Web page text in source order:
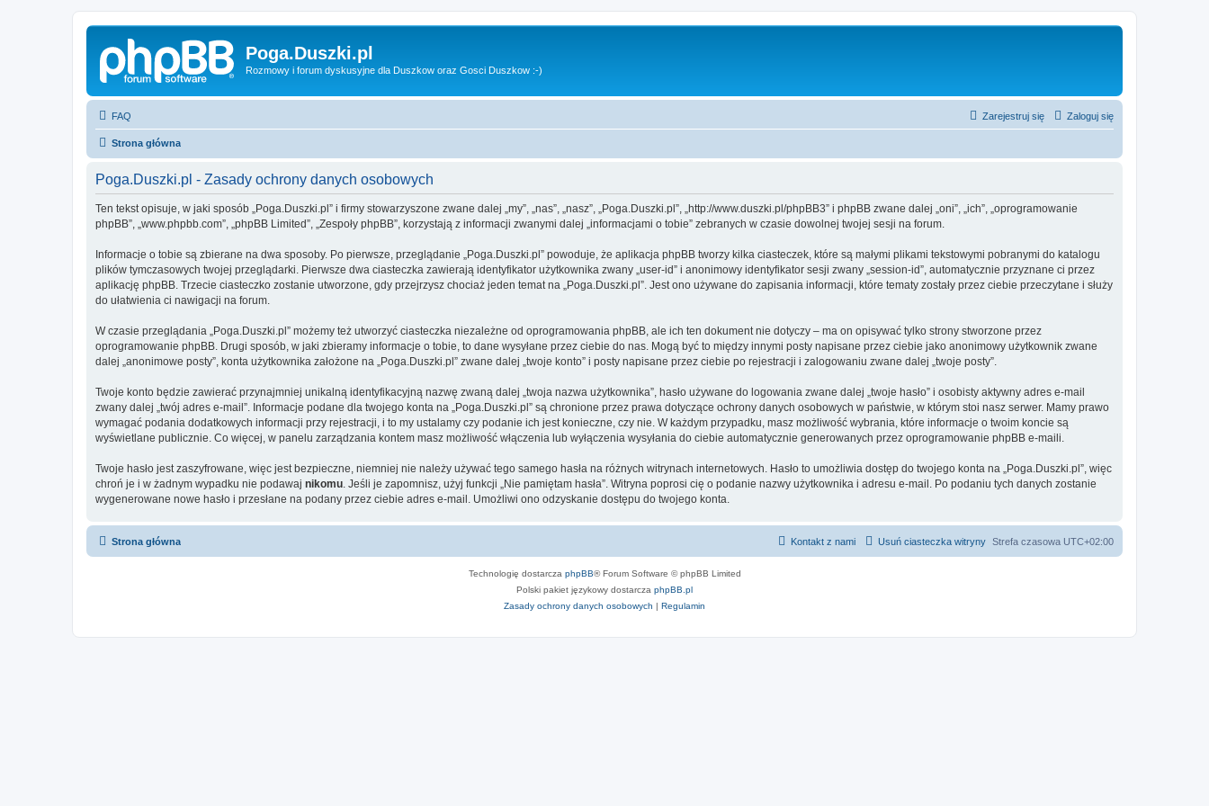
Poga.Duszki.pl
Rozmowy i forum dyskusyjne dla Duszkow oraz Gosci Duszkow :-)
FAQ Zaloguj się
Zarejestruj się
Strona główna
Poga.Duszki.pl - Zasady ochrony danych osobowych
Ten tekst opisuje, w jaki sposób „Poga.Duszki.pl” i firmy stowarzyszone zwane dalej „my”, „nas”, „nasz”, „Poga.Duszki.pl”, „http://www.duszki.pl/phpBB3” i phpBB zwane dalej „oni”, „ich”, „oprogramowanie
phpBB”, „www.phpbb.com”, „phpBB Limited”, „Zespoły phpBB”, korzystają z informacji zwanymi dalej „informacjami o tobie” zebranych w czasie dowolnej twojej sesji na forum.
Informacje o tobie są zbierane na dwa sposoby. Po pierwsze, przeglądanie „Poga.Duszki.pl” powoduje, że aplikacja phpBB tworzy kilka ciasteczek, które są małymi plikami tekstowymi pobranymi do katalogu
plików tymczasowych twojej przeglądarki. Pierwsze dwa ciasteczka zawierają identyfikator użytkownika zwany „user-id” i anonimowy identyfikator sesji zwany „session-id”, automatycznie przyznane ci przez
aplikację phpBB. Trzecie ciasteczko zostanie utworzone, gdy przejrzysz chociaż jeden temat na „Poga.Duszki.pl”. Jest ono używane do zapisania informacji, które tematy zostały przez ciebie przeczytane i służy
do ułatwienia ci nawigacji na forum.
W czasie przeglądania „Poga.Duszki.pl” możemy też utworzyć ciasteczka niezależne od oprogramowania phpBB, ale ich ten dokument nie dotyczy – ma on opisywać tylko strony stworzone przez
oprogramowanie phpBB. Drugi sposób, w jaki zbieramy informacje o tobie, to dane wysyłane przez ciebie do nas. Mogą być to między innymi posty napisane przez ciebie jako anonimowy użytkownik zwane
dalej „anonimowe posty”, konta użytkownika założone na „Poga.Duszki.pl” zwane dalej „twoje konto” i posty napisane przez ciebie po rejestracji i zalogowaniu zwane dalej „twoje posty”.
Twoje konto będzie zawierać przynajmniej unikalną identyfikacyjną nazwę zwaną dalej „twoja nazwa użytkownika”, hasło używane do logowania zwane dalej „twoje hasło” i osobisty aktywny adres e-mail
zwany dalej „twój adres e-mail”. Informacje podane dla twojego konta na „Poga.Duszki.pl” są chronione przez prawa dotyczące ochrony danych osobowych w państwie, w którym stoi nasz serwer. Mamy prawo
wymagać podania dodatkowych informacji przy rejestracji, i to my ustalamy czy podanie ich jest konieczne, czy nie. W każdym przypadku, masz możliwość wybrania, które informacje o twoim koncie są
wyświetlane publicznie. Co więcej, w panelu zarządzania kontem masz możliwość włączenia lub wyłączenia wysyłania do ciebie automatycznie generowanych przez oprogramowanie phpBB e-maili.
Twoje hasło jest zaszyfrowane, więc jest bezpieczne, niemniej nie należy używać tego samego hasła na różnych witrynach internetowych. Hasło to umożliwia dostęp do twojego konta na „Poga.Duszki.pl”, więc
chroń je i w żadnym wypadku nie podawaj nikomu . Jeśli je zapomnisz, użyj funkcji „Nie pamiętam hasła”. Witryna poprosi cię o podanie nazwy użytkownika i adresu e-mail. Po podaniu tych danych zostanie
wygenerowane nowe hasło i przesłane na podany przez ciebie adres e-mail. Umożliwi ono odzyskanie dostępu do twojego konta.
Strona główna Strefa czasowa UTC+02:00
Usuń ciasteczka witryny
Kontakt z nami
Technologię dostarcza phpBB® Forum Software © phpBB Limited
Polski pakiet językowy dostarcza phpBB.pl
Zasady ochrony danych osobowych | Regulamin